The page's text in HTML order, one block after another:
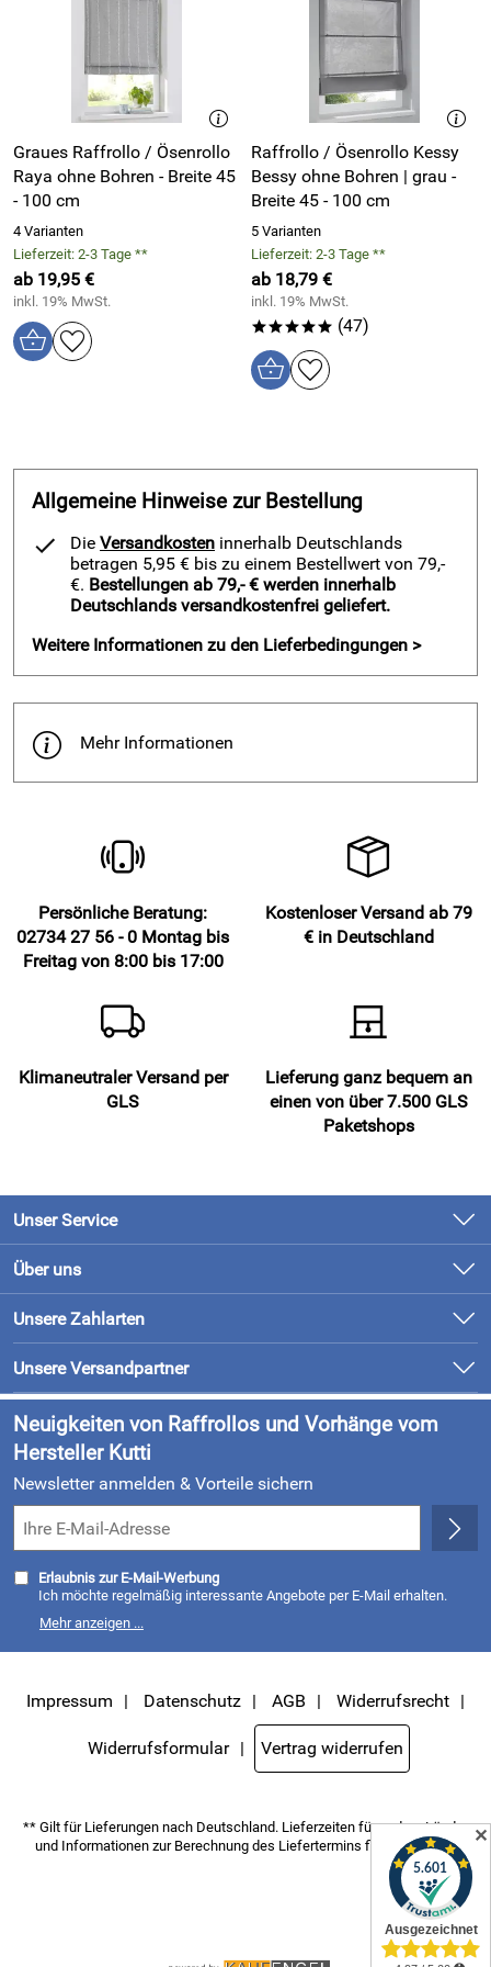
Gewebter Stoff mit Längsstreifen / Zierstich in offwhite
Vorhang mit Ösen für tiefe und gleichmäßige Falten
Farbe Vorhang: grau, Steifen offwhite
Graue Vorhänge verdunkeln leicht
Design: modern, gestreift
Vorhang mit 8 Metallösen silber
Montage an Gardinenstangen / Vorhangstangen bis 30
mm Durchmesser
Wie messe ich die Höhe / Länge für Vorhänge "Raya"?
Die richtige Länge des Vorhangs ist neben Farbe, Dessin
sind ideal, wenn Heizkörper oder Möbel unter dem Fenster
stehen. Sie reichen bis zur Fensterbank oder maximal 6 bis
8 cm darüber hinaus.
Bodenlange Gardinen aus blickdichten Stoffen wirken
besonders wohnlich und elegant. Sie schaffen Wohnräume
zum Wohlfühlen, indem Sie Schall absorbieren und im
Sommer die Wohnung kühl halten:
können problemlos in der Maschine gewaschen werden.
Vorhang waschen bei 30°C Feinwäsche
Feinwaschmittel verwenden
Maschine nur bis max. zur Hälfte füllen
Vorhang nur leicht anschleudern
Hersteller: KUTTI Heimtextilien GmbH & Co. KG,
Graues Raffrollo / Ösenrollo
Raya ohne Bohren - Breite 45
- 100 cm
4 Varianten
Lieferzeit: 2-3 Tage **
ab 19,95 €
inkl. 19% MwSt.
Raffrollo / Ösenrollo Kessy
Bessy ohne Bohren | grau -
Breite 45 - 100 cm
5 Varianten
Lieferzeit: 2-3 Tage **
ab 18,79 €
inkl. 19% MwSt.
***** (47)
Allgemeine Hinweise zur Bestellung
Die Versandkosten innerhalb Deutschlands
betragen 5,95 € bis zu einem Bestellwert von 79,-
€. Bestellungen ab 79,- € werden innerhalb
Deutschlands versandkostenfrei geliefert.
Weitere Informationen zu den Lieferbedingungen >
Mehr Informationen
Persönliche Beratung:
02734 27 56 - 0 Montag bis
Freitag von 8:00 bis 17:00
Kostenloser Versand ab 79
€ in Deutschland
Klimaneutraler Versand per
GLS
Lieferung ganz bequem an
einen von über 7.500 GLS
Paketshops
Unser Service
Kontakt
Newsletter
Retourenabwicklung
Lieferung & Bezahlung
Kundenlogin
Über uns
Unsere Bestseller
Marken
Neu
Unsere Zahlarten
Unsere Versandpartner
Neuigkeiten von Raffrollos und Vorhänge vom
Hersteller Kutti
Newsletter anmelden & Vorteile sichern
Erlaubnis zur E-Mail-Werbung
Ich möchte regelmäßig interessante Angebote per E-Mail erhalten.
weitergegeben. Zu statistischen Zwecken wird in anonymer Form
kann ich jederzeit mit Wirkung für die Zukunft widerrufen, indem ich
den Link "Abmelden" am Ende des Newsletters anklicke oder die Option
Newsletter im Mitgliederbereich deaktiviere. DieDatenschutzerklärung
habe ich zur Kenntnis genommen.
Mehr anzeigen ...
Impressum Datenschutz AGB Widerrufsrecht
Widerrufsformular Vertrag widerrufen
** Gilt für Lieferungen nach Deutschland. Lieferzeiten für andere Länder
und Informationen zur Berechnung des Liefertermins finden Siehier. ✕